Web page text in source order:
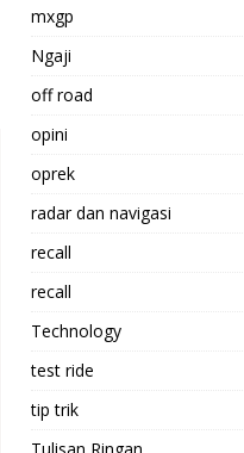
mxgp
Ngaji
off road
opini
oprek
radar dan navigasi
recall
recall
Technology
test ride
tip trik